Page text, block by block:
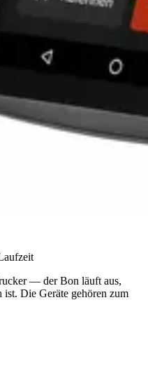
— der Bon läuft aus,
ist. Die Geräte gehören zum